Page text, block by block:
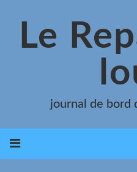
Le
journal de bord